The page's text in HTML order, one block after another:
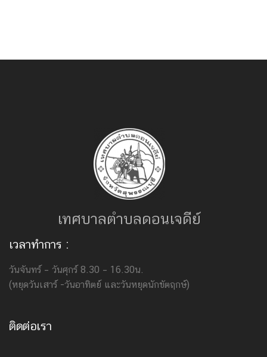
เทศบาลตำบลดอนเจดีย์
เวลาทำการ :
วันจันทร์ – วันศุกร์ 8.30 – 16.30น.
(หยุดวันเสาร์ -วันอาทิตย์ และวันหยุดนักขัตฤกษ์)
ติดต่อเรา